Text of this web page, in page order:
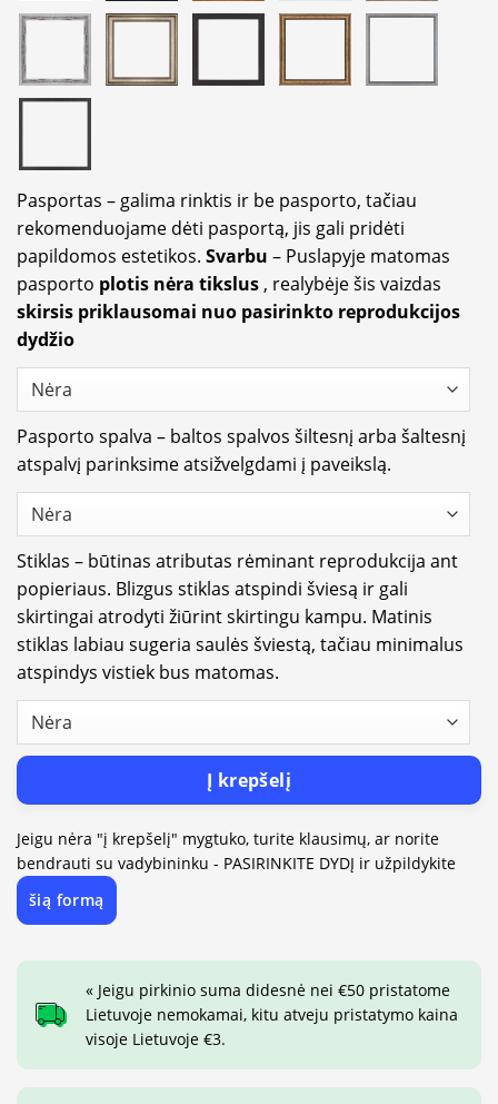
Pasportas – galima rinktis ir be pasporto, tačiau
rekomenduojame dėti pasportą, jis gali pridėti
papildomos estetikos. Svarbu – Puslapyje matomas
pasporto plotis nėra tikslus , realybėje šis vaizdas
skirsis priklausomai nuo pasirinkto reprodukcijos
dydžio
Pasporto spalva – baltos spalvos šiltesnį arba šaltesnį
atspalvį parinksime atsižvelgdami į paveikslą.
Stiklas – būtinas atributas rėminant reprodukcija ant
popieriaus. Blizgus stiklas atspindi šviesą ir gali
skirtingai atrodyti žiūrint skirtingu kampu. Matinis
stiklas labiau sugeria saulės šviestą, tačiau minimalus
atspindys vistiek bus matomas.
Į krepšelį
Jeigu nėra "į krepšelį" mygtuko, turite klausimų, ar norite
bendrauti su vadybininku - PASIRINKITE DYDĮ ir užpildykite
šią formą
« Jeigu pirkinio suma didesnė nei €50 pristatome
Lietuvoje nemokamai, kitu atveju pristatymo kaina
visoje Lietuvoje €3.